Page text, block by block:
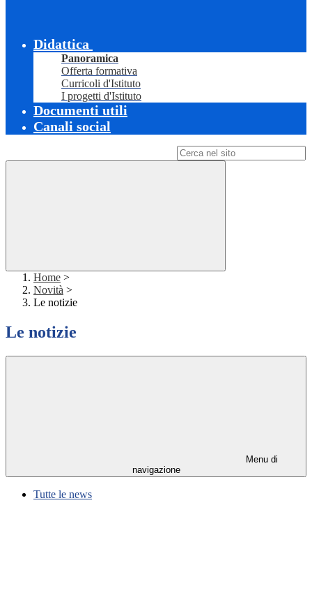
Didattica
Panoramica
Offerta formativa
Curricoli d'Istituto
I progetti d'Istituto
Documenti utili
Canali social
Home >
Novità >
Le notizie
Le notizie
Menu di
navigazione
Tutte le news